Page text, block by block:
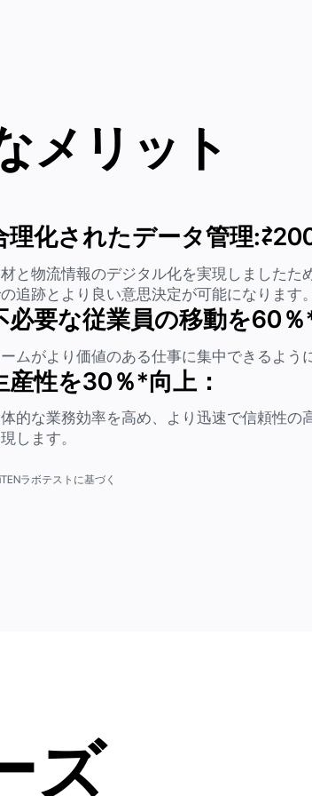
メリット
理化されたデータ管理
と物流情報のデジタル化を実現しましたた
追跡とより良い意思決定が可能になります。
必要な従業員の移動を60％
ムがより価値のある仕事に集中できるよう
産性を30％*向上：
的な業務効率を高め、より迅速で信頼性の
します。
ラボテストに基づく
ズ